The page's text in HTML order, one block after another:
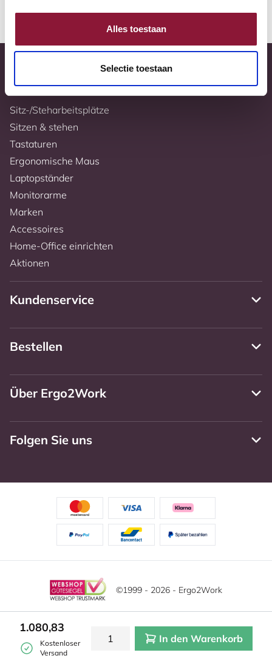
Alles toestaan
Selectie toestaan
1.080,83
Kostenloser
Versand
In den Warenkorb
Sitz-/Steharbeitsplätze
Sitzen & stehen
Tastaturen
Ergonomische Maus
Laptopständer
Monitorarme
Marken
Accessoires
Home-Office einrichten
Aktionen
Kundenservice
Bestellen
Über Ergo2Work
Folgen Sie uns
©1999 - 2026 - Ergo2Work
Haftungsausschluss
Allgemeine Geschäftsbedingungen
Cookie-Einstellungen